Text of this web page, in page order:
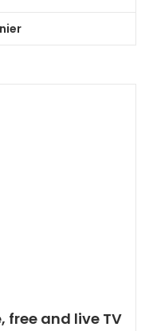
free and live TV